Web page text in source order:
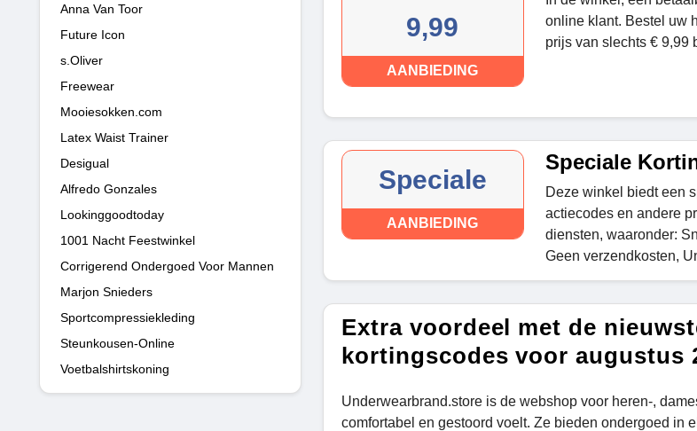
Anna Van Toor
Future Icon
s.Oliver
Freewear
Mooiesokken.com
Latex Waist Trainer
Desigual
Alfredo Gonzales
Lookinggoodtoday
1001 Nacht Feestwinkel
Corrigerend Ondergoed Voor Mannen
Marjon Snieders
Sportcompressiekleding
Steunkousen-Online
Voetbalshirtskoning
9,99
AANBIEDING
online klant. Bestel uw
prijs van slechts € 9,99
Speciale
AANBIEDING
Speciale
Deze winkel biedt een
actiecodes en andere
diensten, waaronder:
Geen verzendkosten,
Extra voordeel met de
kortingscodes voor augustus
Underwearbrand.store is de webshop voor heren-,
comfortabel en gestoord voelt. Ze bieden ondergoed in